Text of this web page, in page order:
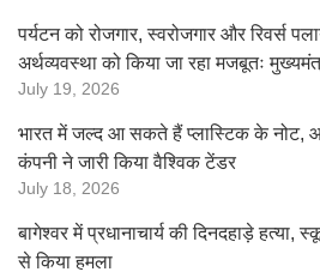
पर्यटन को रोजगार, स्वरोजगार और रिवर्स
अर्थव्यवस्था को किया जा रहा मजबूतः
July 19, 2026
भारत में जल्द आ सकते हैं प्लास्टिक के नोट,
कंपनी ने जारी किया वैश्विक टेंडर
July 18, 2026
बागेश्वर में प्रधानाचार्य की दिनदहाड़े हत्या,
से किया हमला